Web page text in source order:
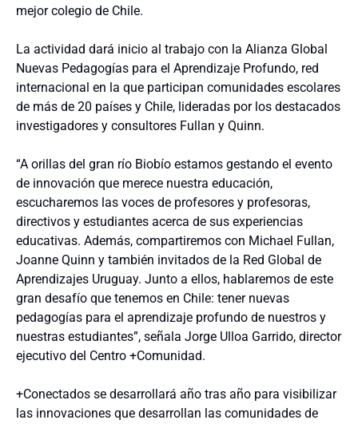
mejor colegio de Chile.
La actividad dará inicio al trabajo con la Alianza Global
Nuevas Pedagogías para el Aprendizaje Profundo, red
internacional en la que participan comunidades escolares
de más de 20 países y Chile, lideradas por los destacados
investigadores y consultores Fullan y Quinn.
“A orillas del gran río Biobío estamos gestando el evento
de innovación que merece nuestra educación,
escucharemos las voces de profesores y profesoras,
directivos y estudiantes acerca de sus experiencias
educativas. Además, compartiremos con Michael Fullan,
Joanne Quinn y también invitados de la Red Global de
Aprendizajes Uruguay. Junto a ellos, hablaremos de este
gran desafío que tenemos en Chile: tener nuevas
pedagogías para el aprendizaje profundo de nuestros y
nuestras estudiantes”, señala Jorge Ulloa Garrido, director
ejecutivo del Centro +Comunidad.
+Conectados se desarrollará año tras año para visibilizar
las innovaciones que desarrollan las comunidades de